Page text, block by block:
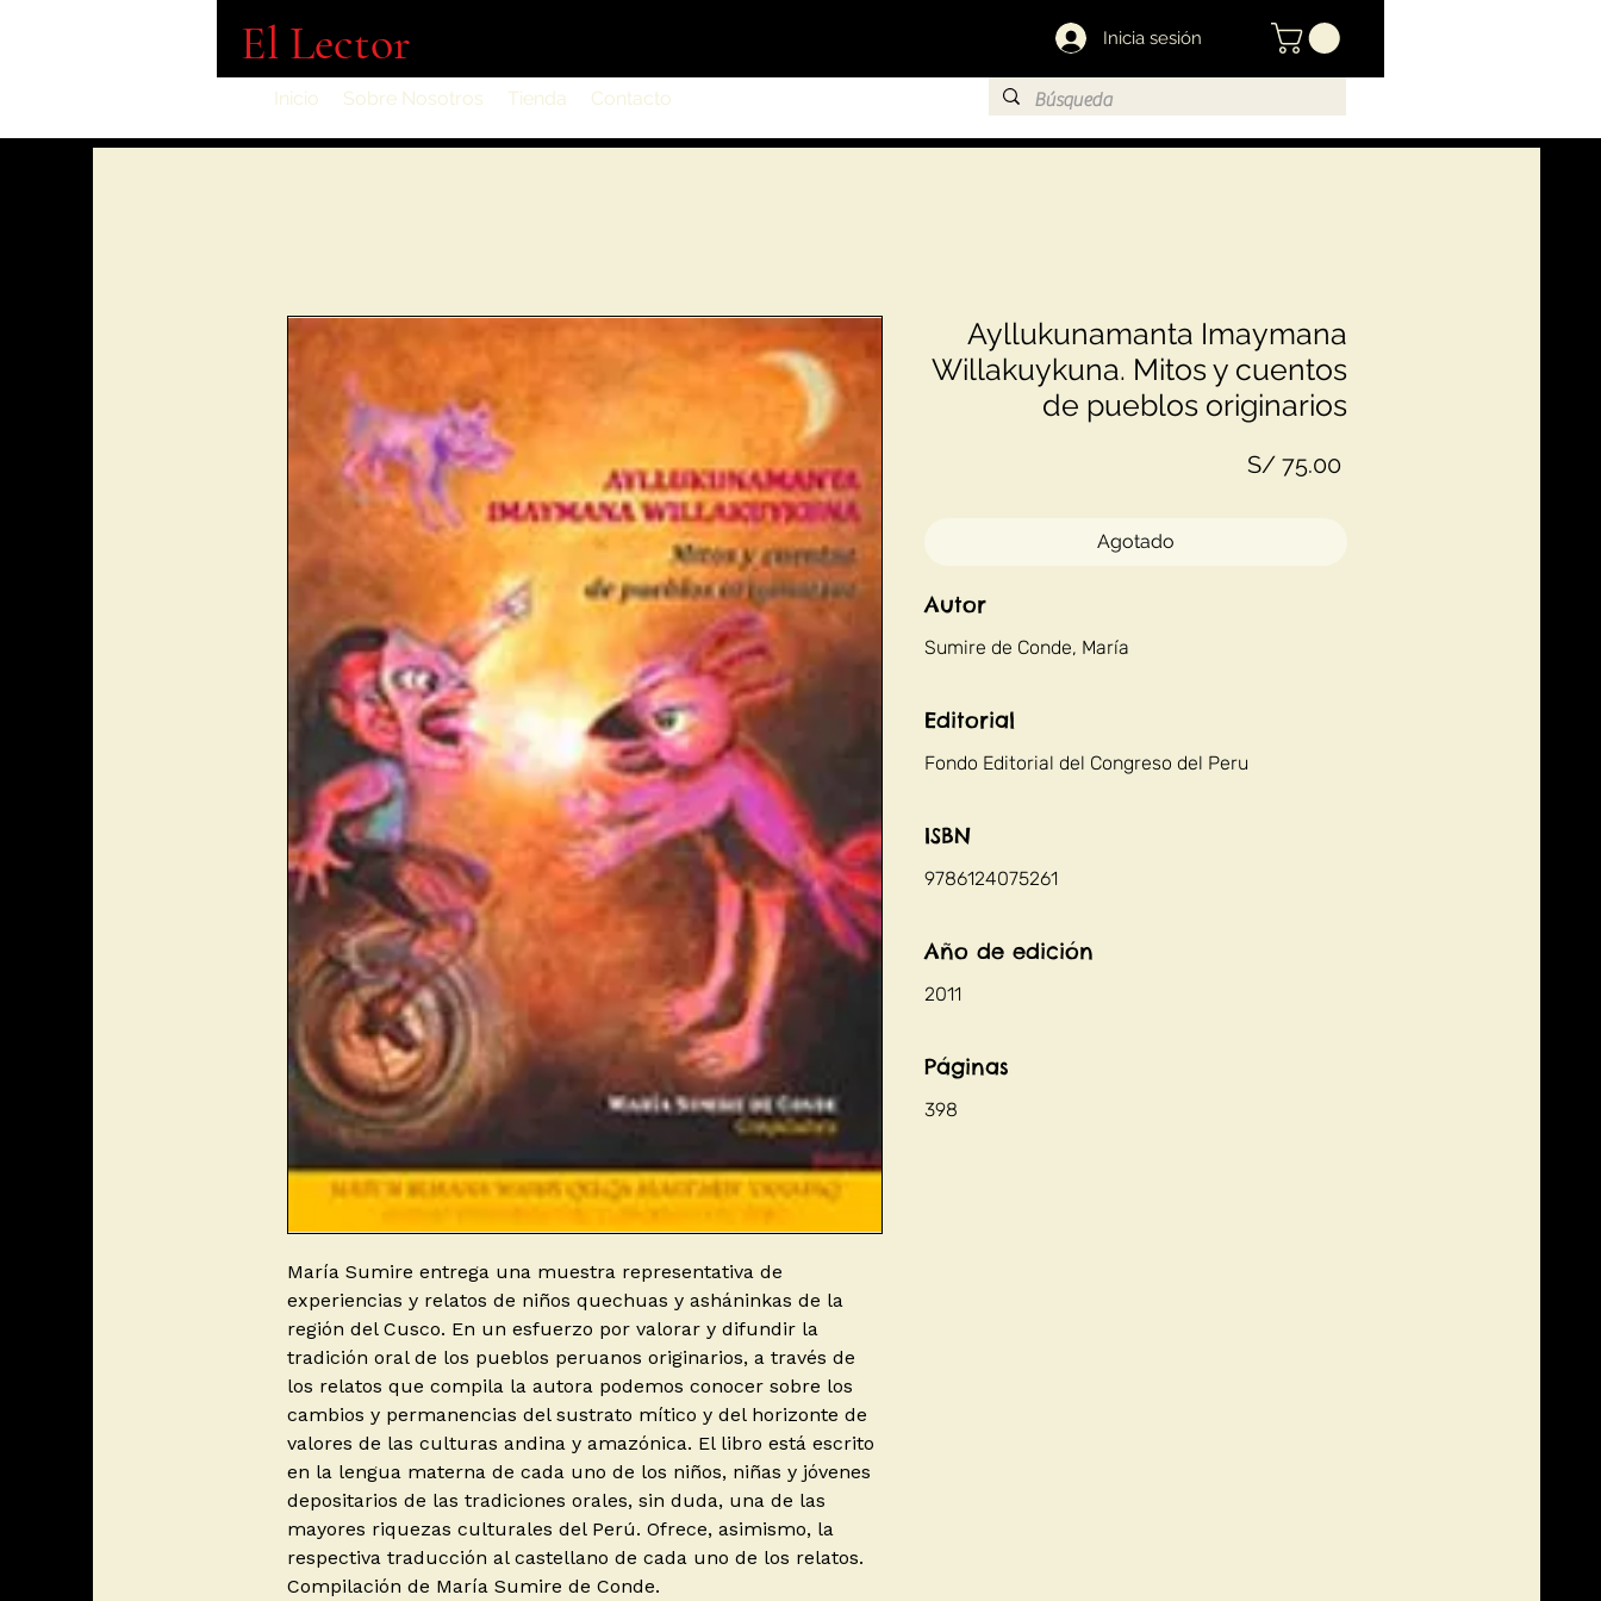
El Lector Inicia sesión
Inicio Sobre Nosotros Tienda Contacto
María Sumire entrega una muestra representativa de
experiencias y relatos de niños quechuas y asháninkas de la
región del Cusco. En un esfuerzo por valorar y difundir la
tradición oral de los pueblos peruanos originarios, a través de
los relatos que compila la autora podemos conocer sobre los
cambios y permanencias del sustrato mítico y del horizonte de
valores de las culturas andina y amazónica. El libro está escrito
en la lengua materna de cada uno de los niños, niñas y jóvenes
depositarios de las tradiciones orales, sin duda, una de las
mayores riquezas culturales del Perú. Ofrece, asimismo, la
respectiva traducción al castellano de cada uno de los relatos.
Compilación de María Sumire de Conde.
Ayllukunamanta Imaymana
Willakuykuna. Mitos y cuentos
de pueblos originarios
S/ 75.00Precio
Agotado
Autor
Sumire de Conde, María
Editorial
Fondo Editorial del Congreso del Peru
ISBN
9786124075261
Año de edición
2011
Páginas
398